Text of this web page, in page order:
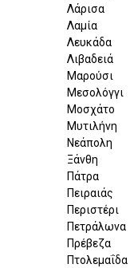
Λάρισα
Λαμία
Λευκάδα
Λιβαδειά
Μαρούσι
Μεσολόγγι
Μοσχάτο
Μυτιλήνη
Νεάπολη
Ξάνθη
Πάτρα
Πειραιάς
Περιστέρι
Πετράλωνα
Πρέβεζα
Πτολεμαΐδα